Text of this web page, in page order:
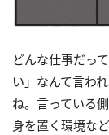
どんな仕事だっ
い」なんて言わ
ね。言っている
身を置く環境な